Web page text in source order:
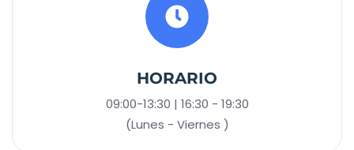
HORARIO
09:00-13:30 | 16:30 - 19:30
(Lunes - Viernes )